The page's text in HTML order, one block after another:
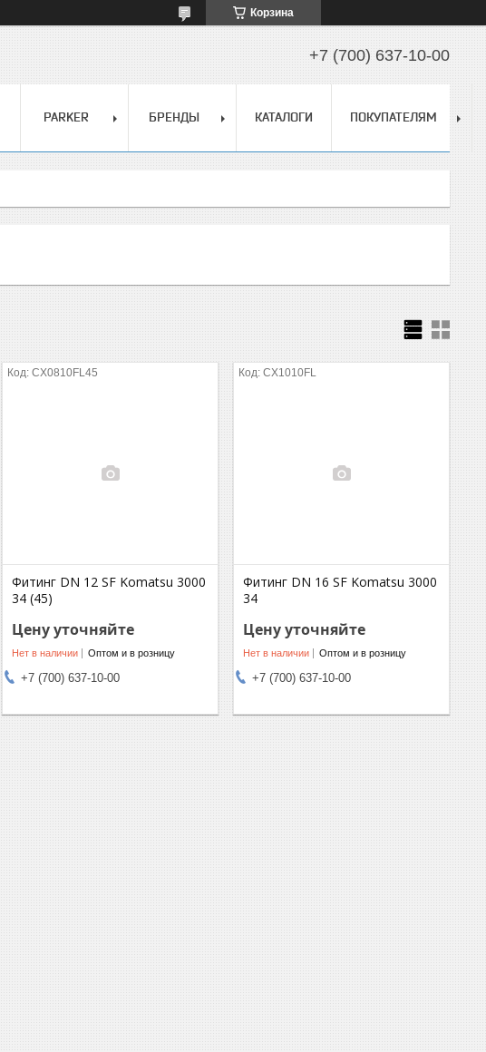
Корзина
+7 (700) 637-10-00
PARKER БРЕНДЫ КАТАЛОГИ ПОКУПАТЕЛЯМ
CX0810FL45
Фитинг DN 12 SF Komatsu 3000
34 (45)
Цену уточняйте
Нет в наличии Оптом и в розницу
+7 (700) 637-10-00
CX1010FL
Фитинг DN 16 SF Komatsu 3000
34
Цену уточняйте
Нет в наличии Оптом и в розницу
+7 (700) 637-10-00